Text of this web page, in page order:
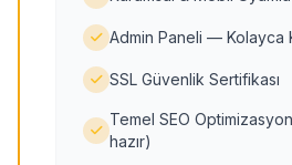
Admin Paneli — Kolayca
SSL Güvenlik Sertifikası
Temel SEO
hazır)